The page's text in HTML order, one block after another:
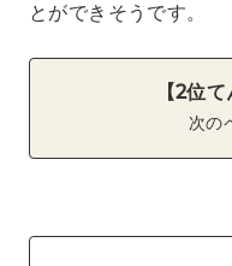
とができそうです。
【2位て
次の